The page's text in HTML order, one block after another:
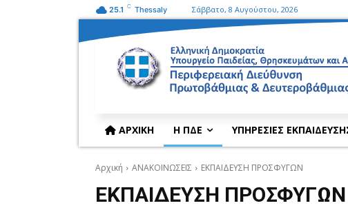
25.1 C Thessaly Σάββατο, 8 Αυγούστου, 2026
ΑΡΧΙΚΗ Η ΠΔΕ ΥΠΗΡΕΣΙΕΣ
Αρχική ΑΝΑΚΟΙΝΩΣΕΙΣ ΕΚΠΑΙΔΕΥΣΗ ΠΡΟΣΦΥΓΩΝ
ΕΚΠΑΙΔΕΥΣΗ ΠΡΟΣΦΥΓΩΝ